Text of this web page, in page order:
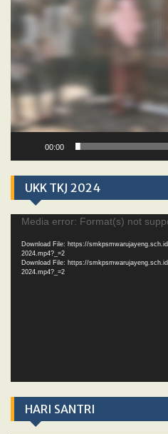
00:00
UKK TKJ 2024
Video
Media error: Format(s) not
Download File: https://
2024.mp4?_=2
Download File: https://
2024.mp4?_=2
HARI SANTRI